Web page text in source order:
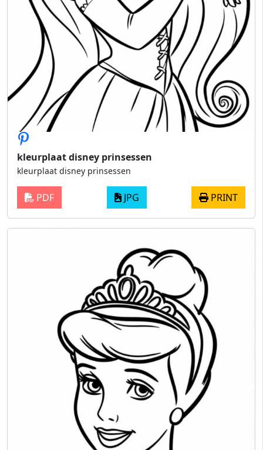
kleurplaat disney prinsessen
kleurplaat disney prinsessen
PDF JPG PRINT